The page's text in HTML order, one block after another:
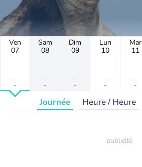
Ven
07
-
-
Sam
08
-
-
Dim
09
-
-
Lun
10
-
-
Mar
11
-
-
Journée Heure / Heure